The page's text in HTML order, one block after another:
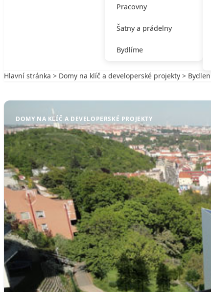
Pracovny
Šatny a prádelny
Bydlíme
Hlavní stránka > Domy na klíč a developerské projekty >
DOMY NA KLÍČ A DEVELOPERSKÉ PROJEKTY